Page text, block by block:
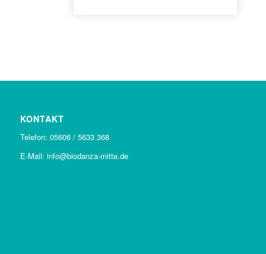
KONTAKT
Telefon: 05606 / 5633 368
E-Mail: info@biodanza-mitte.de